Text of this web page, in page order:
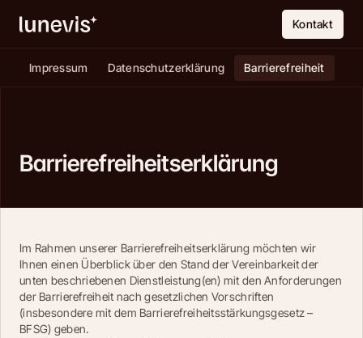
Kontakt
Impressum Datenschutzerklärung Barrierefreiheit
Barrierefreiheitserklärung
Im Rahmen unserer Barrierefreiheitserklärung möchten wir
Ihnen einen Überblick über den Stand der Vereinbarkeit der
unten beschriebenen Dienstleistung(en) mit den Anforderungen
der Barrierefreiheit nach gesetzlichen Vorschriften
(insbesondere mit dem Barrierefreiheitsstärkungsgesetz –
BFSG) geben.